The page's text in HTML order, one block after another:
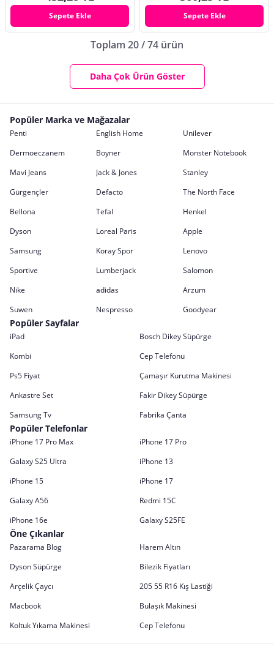
Sepete Ekle Sepete Ekle
Toplam 20 / 74 ürün
Daha Çok Ürün Göster
Popüler Marka ve Mağazalar
Penti English Home
Unilever
Dermoeczanem
Boyner
Monster Notebook
Mavi Jeans
Jack & Jones
Stanley
Gürgençler
Defacto
The North Face
Bellona
Tefal
Henkel
Dyson
Loreal Paris
Apple
Samsung
Koray Spor
Lenovo
Sportive
Lumberjack
Salomon
Nike
adidas
Arzum
Suwen
Nespresso Goodyear
Popüler Sayfalar
iPad
Bosch Dikey Süpürge
Kombi
Cep Telefonu
Ps5 Fiyat
Çamaşır Kurutma Makinesi
Ankastre Set
Fakir Dikey Süpürge
Samsung Tv
Fabrika Çanta
Popüler Telefonlar
iPhone 17 Pro Max
iPhone 17 Pro
Galaxy S25 Ultra
iPhone 13
iPhone 15
iPhone 17
Galaxy A56
Redmi 15C
iPhone 16e
Galaxy S25FE
Öne Çıkanlar
Pazarama Blog
Harem Altın
Dyson Süpürge
Bilezik Fiyatları
Arçelik Çaycı
205 55 R16 Kış Lastiği
Macbook
Bulaşık Makinesi
Koltuk Yıkama Makinesi
Cep Telefonu